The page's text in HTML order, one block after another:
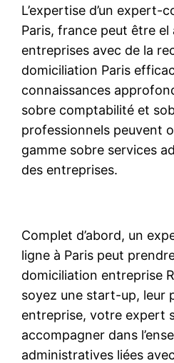
L’expertise d’un expert-
Paris, france peut être
entreprises avec de la
domiciliation Paris
connaissances
sobre comptabilité et
professionnels peuvent
gamme sobre services
des entreprises.
Complet d’abord, un
ligne à Paris peut
domiciliation entreprise
soyez une start-up, leur
entreprise, votre expert
accompagner dans
administratives liées